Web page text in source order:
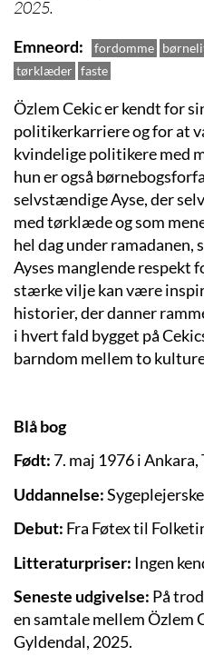
2025.
Emneord
fordomme
tørklæder faste
Özlem Cekic er kendt for
politikerkarriere og for at
kvindelige politikere med
hun er også
selvstændige Ayse, der
med tørklæde og som
hel dag under ramadanen,
Ayses manglende respekt
stærke vilje kan være
historier, der danner
i hvert fald bygget på
barndom mellem to
Blå bog
Født: 7. maj 1976 i Ankara,
Uddannelse:
Debut: Fra Føtex til
Litteraturpriser: Ingen
Seneste udgivelse: På
en samtale mellem Özlem
Gyldendal, 2025.